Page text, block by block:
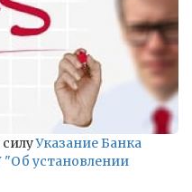
силуУказание Банка
"Об установлении